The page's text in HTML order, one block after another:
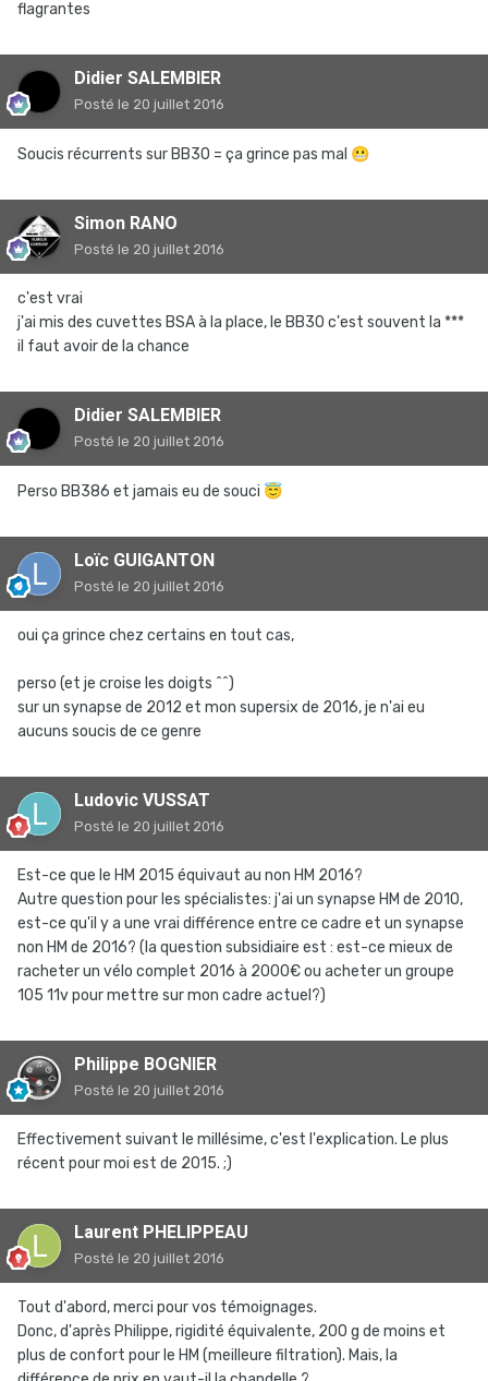
flagrantes
Didier SALEMBIER
Posté le 20 juillet 2016
Soucis récurrents sur BB30 = ça grince pas mal 😬
Simon RANO
Posté le 20 juillet 2016
c'est vrai
j'ai mis des cuvettes BSA à la place, le BB30 c'est souvent la ***
il faut avoir de la chance
Didier SALEMBIER
Posté le 20 juillet 2016
Perso BB386 et jamais eu de souci 😇
Loïc GUIGANTON
Posté le 20 juillet 2016
oui ça grince chez certains en tout cas,
perso (et je croise les doigts ^^)
sur un synapse de 2012 et mon supersix de 2016, je n'ai eu
aucuns soucis de ce genre
Ludovic VUSSAT
Posté le 20 juillet 2016
Est-ce que le HM 2015 équivaut au non HM 2016?
Autre question pour les spécialistes: j'ai un synapse HM de 2010,
est-ce qu'il y a une vrai différence entre ce cadre et un synapse
non HM de 2016? (la question subsidiaire est : est-ce mieux de
racheter un vélo complet 2016 à 2000€ ou acheter un groupe
105 11v pour mettre sur mon cadre actuel?)
Philippe BOGNIER
Posté le 20 juillet 2016
Effectivement suivant le millésime, c'est l'explication. Le plus
récent pour moi est de 2015. ;)
Laurent PHELIPPEAU
Posté le 20 juillet 2016
Tout d'abord, merci pour vos témoignages.
Donc, d'après Philippe, rigidité équivalente, 200 g de moins et
plus de confort pour le HM (meilleure filtration). Mais, la